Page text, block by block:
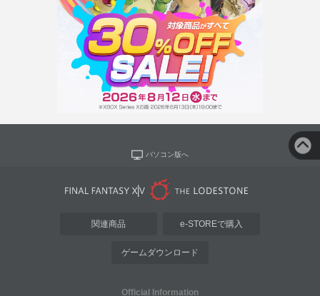
パソコン版へ
関連商品 e-STOREで購入
ゲームダウンロード
Official Information